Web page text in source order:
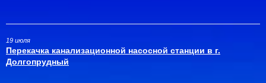
19 июля
Перекачка канализационной насосной станции в г.
Долгопрудный